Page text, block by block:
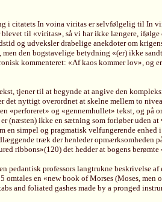
i citatets In voina viritas er selvfølgelig til In
til «viritas», så vi har ikke længere,
og udveksler drabelige anekdoter om
den bogstavelige betydning «(er) ikke
kommenteret: «Af kaos kommer lov»,
tjener til at begynde at angive den
det nyttigt overordnet at skelne mellem to
«perforeret» og «gennemhullet» tekst, og
(næsten) ikke en sætning som forløber uden
simpel og pragmatisk velfungerende
træk der henleder opmærksomheden
ribbons»(120) det hedder at bogens
pedantisk professors langtrukne beskrivelse
omtales en «new book of Morses (Moses,
and foliated gashes made by a pronged